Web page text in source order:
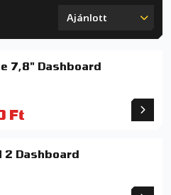
7,8" Dashboard
Ft
2 Dashboard